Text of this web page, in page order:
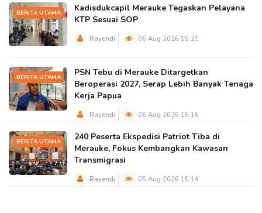
BERITA UTAMA
Kadisdukcapil Merauke Tegaskan Pelayana
KTP Sesuai SOP
Rayendi 06 Aug 2026 15:21
BERITA UTAMA
PSN Tebu di Merauke Ditargetkan
Beroperasi 2027, Serap Lebih Banyak Tenaga
Kerja Papua
Rayendi 06 Aug 2026 15:16
BERITA UTAMA
240 Peserta Ekspedisi Patriot Tiba di
Merauke, Fokus Kembangkan Kawasan
Transmigrasi
Rayendi 05 Aug 2026 15:14